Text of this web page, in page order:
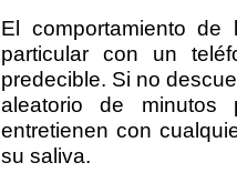
El comportamiento
particular con un
predecible. Si no
aleatorio de
entretienen con
su saliva.